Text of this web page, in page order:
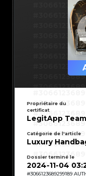
Propriétaire du
certificat
LegitApp Team
Catégorie de l'article
Luxury
Dossier terminé le
2024-11-04
#3066123689299189